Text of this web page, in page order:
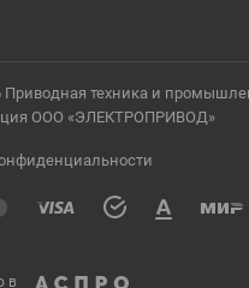
Приводная техника и
ООО «ЭЛЕКТРОПРИВОД»
в